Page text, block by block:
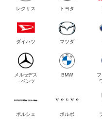
レクサス トヨタ
ダイハツ マツダ
メルセデス
・ベンツ
BMW
ポルシェ ボルボ